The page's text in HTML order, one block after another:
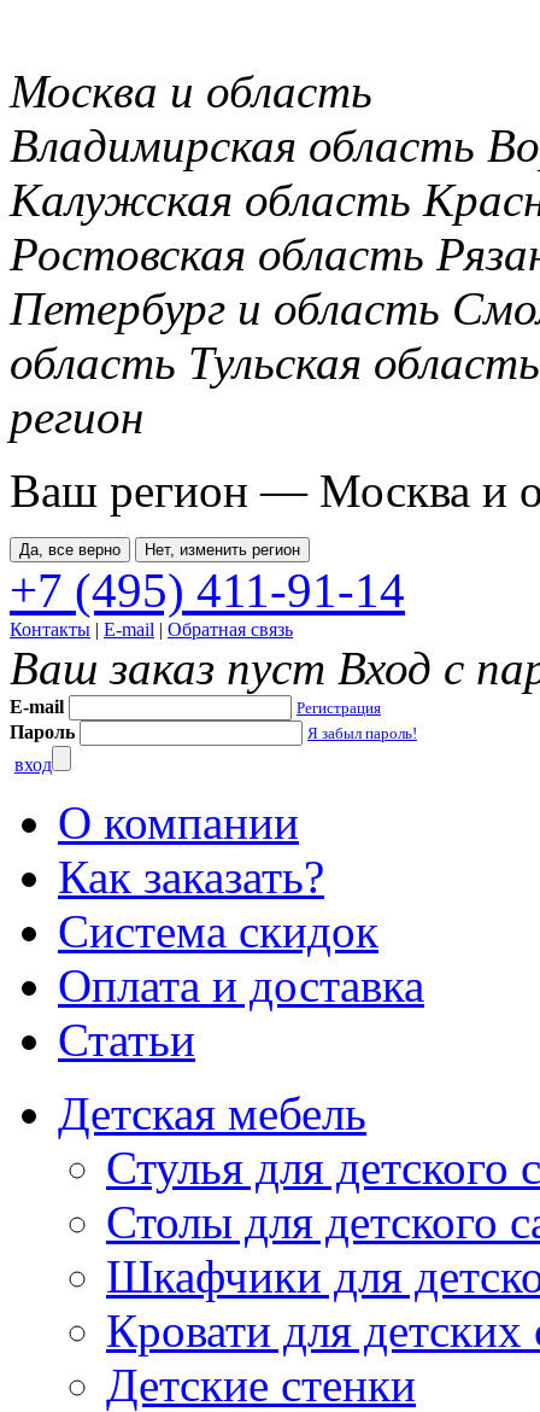
Москва и область
Владимирская область
Калужская область
Ростовская область
Петербург и область
область Тульская область
регион
Ваш регион — Москва и
Да, все верно Нет, изменить регион
+7 (495) 411-91-14
Контакты | E-mail | Обратная связь
Ваш заказ пуст Вход с
E-mail Регистрация
Пароль Я забыл пароль!
вход
О компании
Как заказать?
Система скидок
Оплата и доставка
Статьи
Детская мебель
Стулья для детского
Столы для детского
Шкафчики для
Кровати для детских
Детские стенки